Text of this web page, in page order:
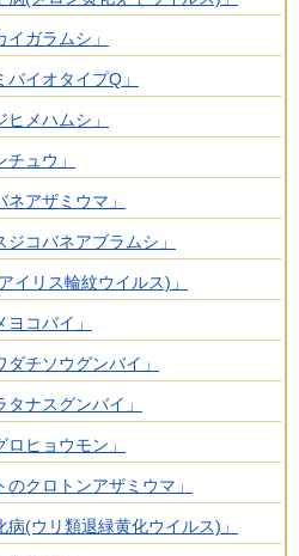
ガラムシ」
イオタイプQ」
メハムシ」
ュウ」
アザミウマ」
コバネアブラムシ」
イリス輪紋ウイルス)」
コバイ」
チソウグンバイ」
ナスグンバイ」
ヒョウモン」
クロトンアザミウマ」
(ウリ類退緑黄化ウイルス)」